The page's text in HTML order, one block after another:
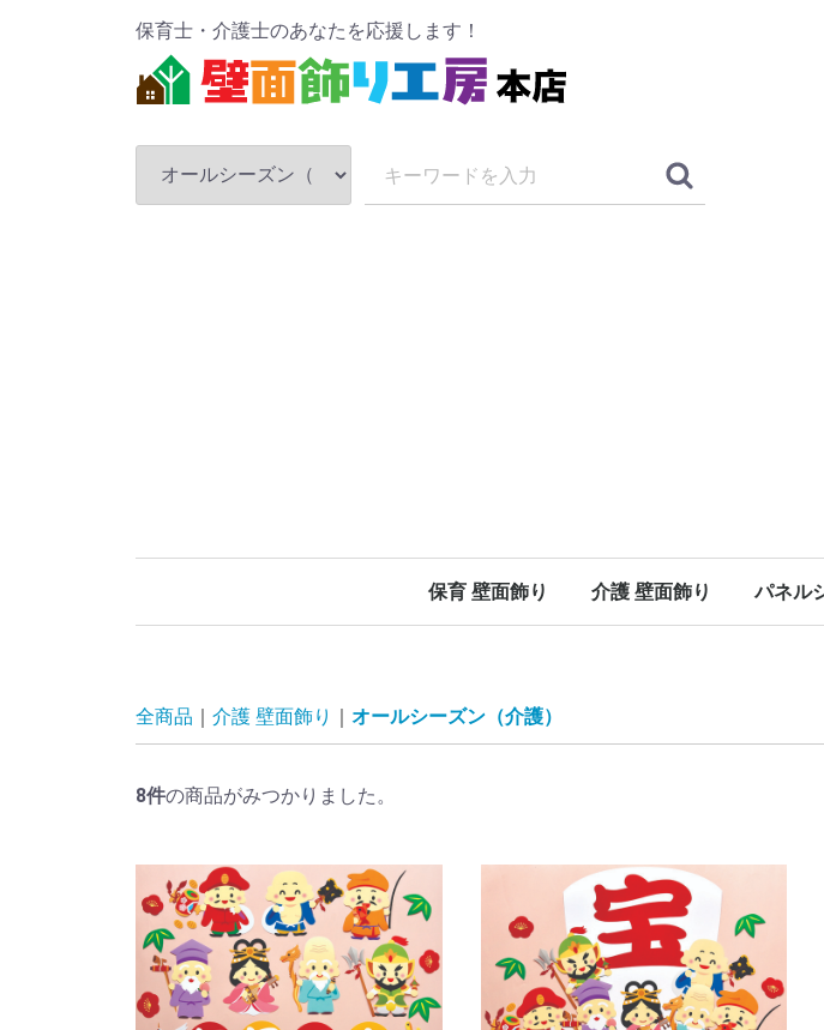
保育士・介護士のあなたを応援します！
保育 壁面飾り 介護 壁面飾り パネル
全商品 介護 壁面飾り オールシーズン（介護）
8件の商品がみつかりました。